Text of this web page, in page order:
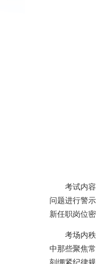
考试内容精
问题进行警
新任职岗位
考场内秩序
中那些聚焦
刻绷紧纪律